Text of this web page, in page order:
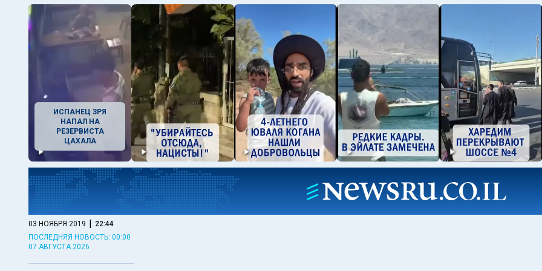
ИСПАНЕЦ ЗРЯ
НАПАЛ НА
РЕЗЕРВИСТА
ЦАХАЛА
03 НОЯБРЯ 2019 | 22:44
ПОСЛЕДНЯЯ НОВОСТЬ: 00:00
07 АВГУСТА 2026